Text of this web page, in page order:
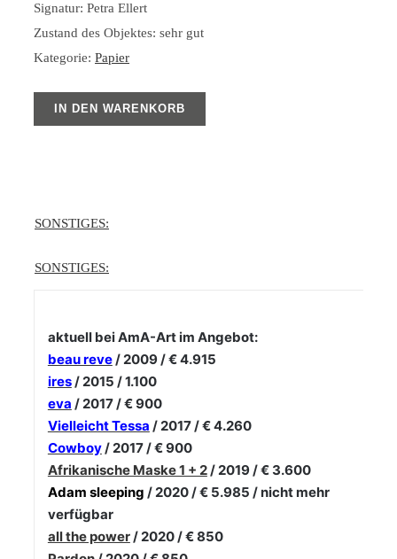
Signatur: Petra Ellert
Zustand des Objektes: sehr gut
Kategorie: Papier
IN DEN WARENKORB
SONSTIGES:
SONSTIGES:
aktuell bei AmA-Art im Angebot:
beau reve/ 2009 / € 4.915
ires/ 2015 / 1.100
eva / 2017 / € 900
Vielleicht Tessa / 2017 / € 4.260
Cowboy/ 2017 / € 900
Afrikanische Maske 1 + 2/ 2019 / € 3.600
Adam sleeping / 2020 / € 5.985 / nicht mehr
verfügbar
all the power/ 2020 / € 850